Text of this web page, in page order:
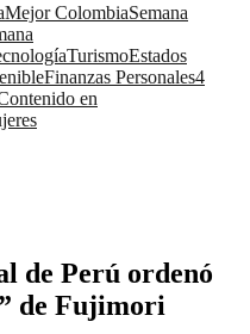
Mejor ColombiaSemana
TurismoEstados
Finanzas Personales4
en
de Perú ordenó
de Fujimori